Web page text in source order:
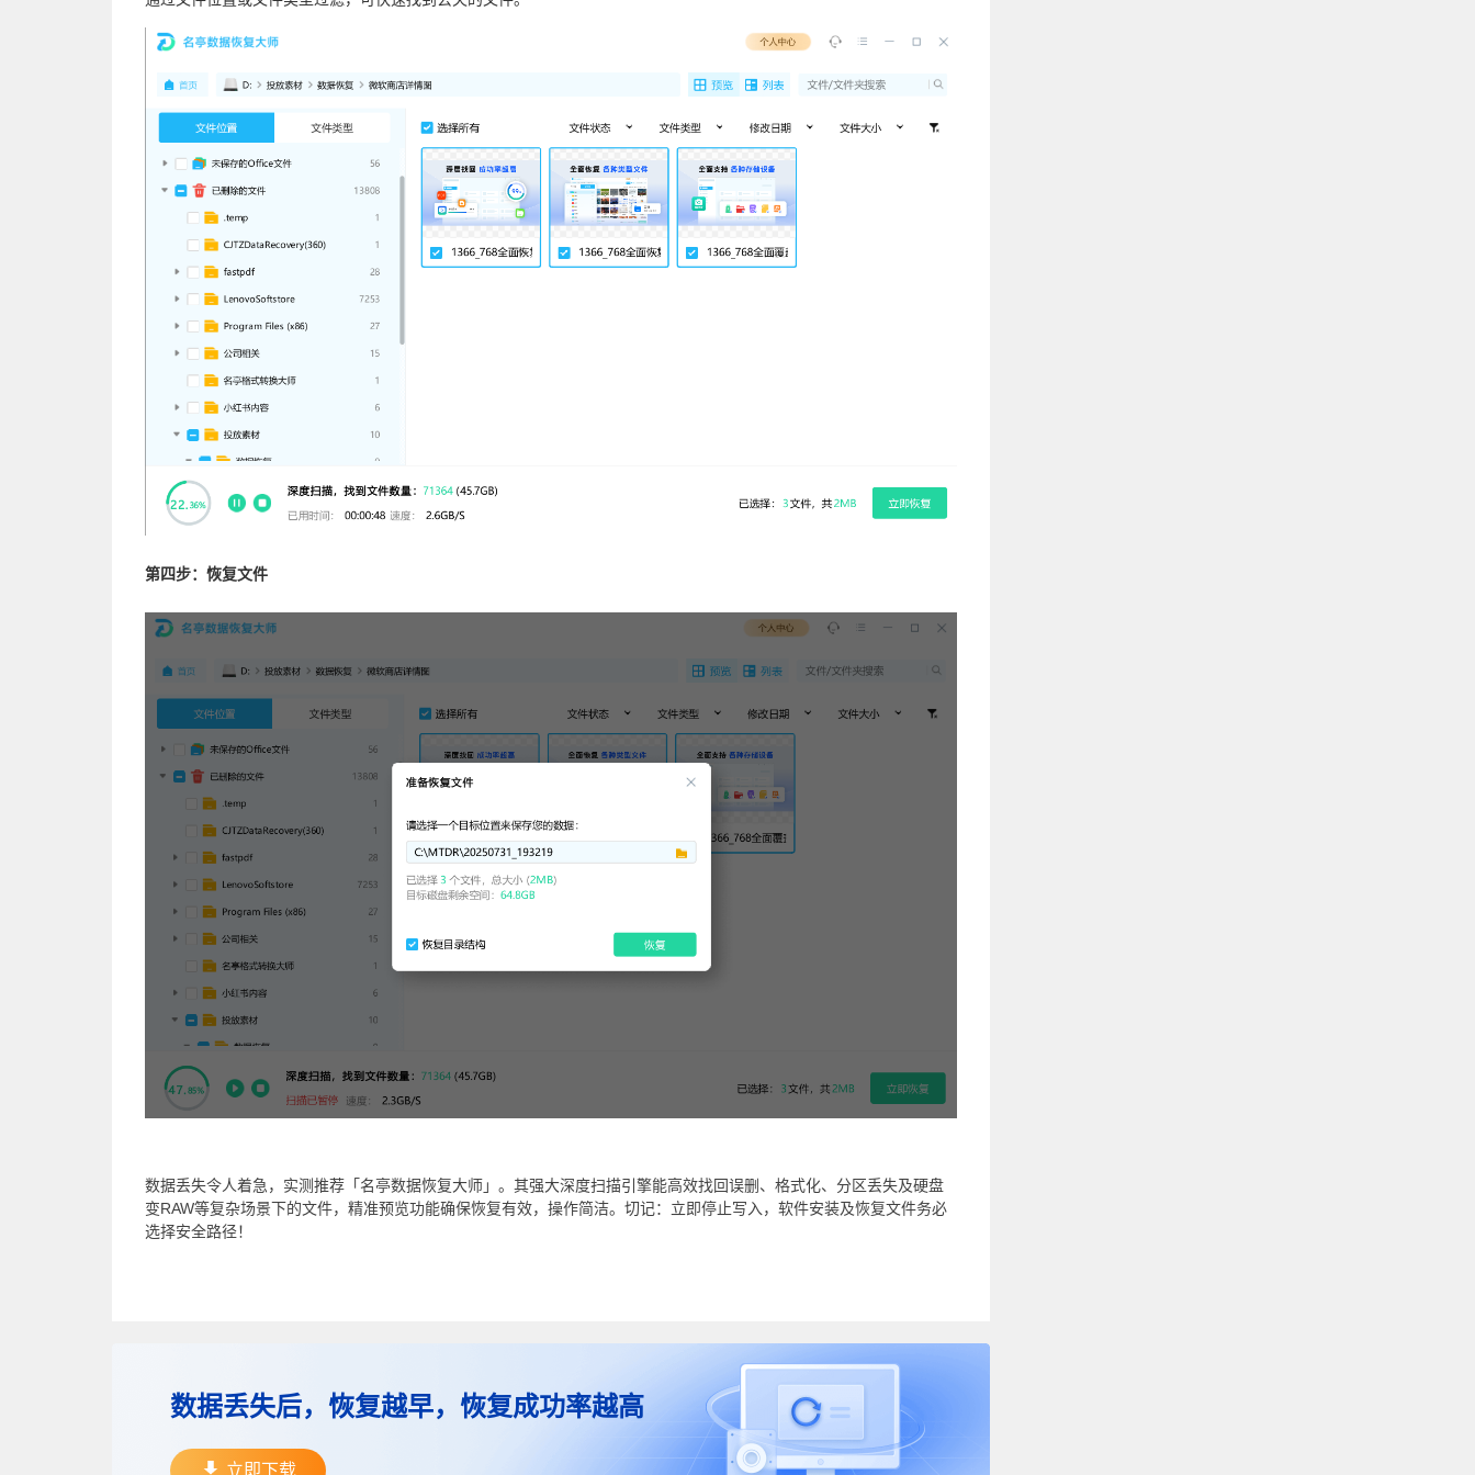
第四步：恢复文件
数据丢失令人着急，实测推荐「名亭数据恢复大师」。其强大深度扫描引擎能高效找回误删、格式化、分区丢失及硬盘
变RAW等复杂场景下的文件，精准预览功能确保恢复有效，操作简洁。切记：立即停止写入，软件安装及恢复文件务必
选择安全路径！
数据丢失后，恢复越早，恢复成功率越高
立即下载